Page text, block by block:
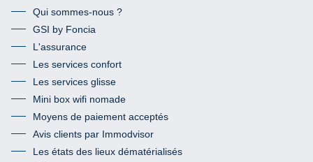
Qui sommes-nous ?
GSI by Foncia
L'assurance
Les services confort
Les services glisse
Mini box wifi nomade
Moyens de paiement acceptés
Avis clients par Immodvisor
Les états des lieux dématérialisés